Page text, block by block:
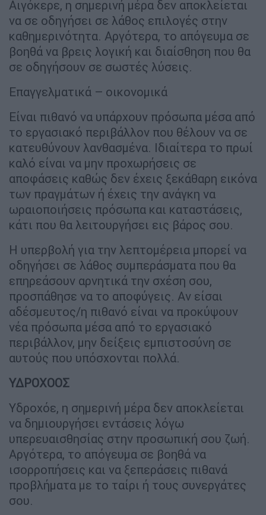
Αιγόκερε, η σημερινή μέρα δεν αποκλείεται
να σε οδηγήσει σε λάθος επιλογές στην
καθημερινότητα. Αργότερα, το απόγευμα σε
βοηθά να βρεις λογική και διαίσθηση που θα
σε οδηγήσουν σε σωστές λύσεις.
Επαγγελματικά – οικονομικά
Είναι πιθανό να υπάρχουν πρόσωπα μέσα από
το εργασιακό περιβάλλον που θέλουν να σε
κατευθύνουν λανθασμένα. Ιδιαίτερα το πρωί
καλό είναι να μην προχωρήσεις σε
αποφάσεις καθώς δεν έχεις ξεκάθαρη εικόνα
των πραγμάτων ή έχεις την ανάγκη να
ωραιοποιήσεις πρόσωπα και καταστάσεις,
κάτι που θα λειτουργήσει εις βάρος σου.
Η υπερβολή για την λεπτομέρεια μπορεί να
οδηγήσει σε λάθος συμπεράσματα που θα
επηρεάσουν αρνητικά την σχέση σου,
προσπάθησε να το αποφύγεις. Αν είσαι
αδέσμευτος/η πιθανό είναι να προκύψουν
νέα πρόσωπα μέσα από το εργασιακό
περιβάλλον, μην δείξεις εμπιστοσύνη σε
αυτούς που υπόσχονται πολλά.
ΥΔΡΟΧΟΟΣ
Υδροχόε, η σημερινή μέρα δεν αποκλείεται
να δημιουργήσει εντάσεις λόγω
υπερευαισθησίας στην προσωπική σου ζωή.
Αργότερα, το απόγευμα σε βοηθά να
ισορροπήσεις και να ξεπεράσεις πιθανά
προβλήματα με το ταίρι ή τους συνεργάτες
σου.